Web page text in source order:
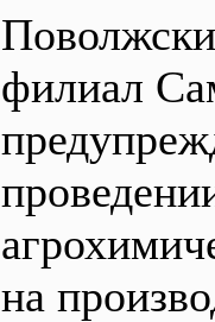
филиал
на